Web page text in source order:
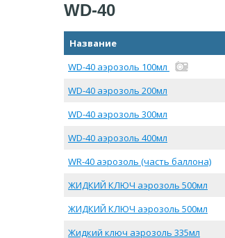
WD-40
Название
WD-40 аэрозоль 100мл
WD-40 аэрозоль 200мл
WD-40 аэрозоль 300мл
WD-40 аэрозоль 400мл
WR-40 аэрозоль (часть баллона)
ЖИДКИЙ КЛЮЧ аэрозоль 500мл
ЖИДКИЙ КЛЮЧ аэрозоль 500мл
Жидкий ключ аэрозоль 335мл